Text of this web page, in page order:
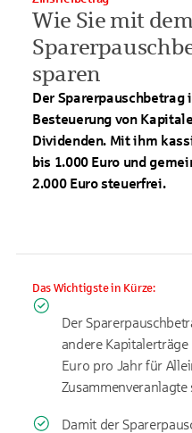
Wie Sie mit dem
sparen
Der
Besteuerung von
Dividenden. Mit ihm
bis 1.000 Euro und
2.000 Euro steuerfrei.
Das Wichtigste in Kürze:
Der
andere
Euro pro Jahr für
Damit der